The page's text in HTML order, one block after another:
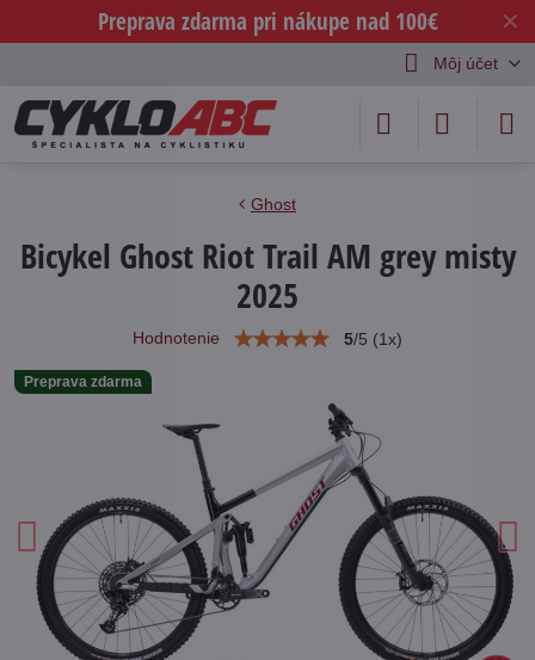
✕
Preprava zdarma pri nákupe nad 100€
Môj účet
Preprava zdarma
Ghost
Bicykel Ghost Riot Trail AM grey misty
2025
Hodnotenie 5/5 (1x)